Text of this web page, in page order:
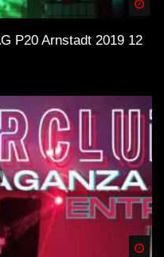
P20 Arnstadt 2019 12